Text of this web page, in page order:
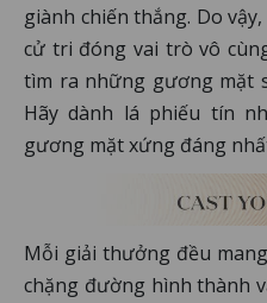
giành chiến thắng. Do
cử tri đóng vai trò vô
tìm ra những gương mặt
Hãy dành lá phiếu tín
gương mặt xứng đáng
Mỗi giải thưởng đều
chặng đường hình thành